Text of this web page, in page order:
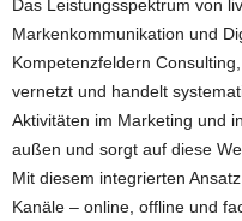
Das Leistungsspektrum von
Markenkommunikation und
Kompetenzfeldern
vernetzt und handelt
Aktivitäten im Marketing und
außen und sorgt auf diese
Mit diesem integrierten
Kanäle – online, offline und